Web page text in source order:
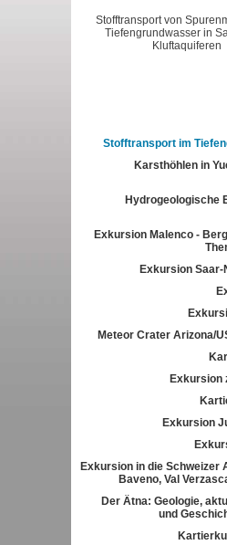
Stofftransport von
Tiefengrundwasser in
Kluftaquiferen
Stofftransport im
Karsthöhlen in
Hydrogeologische
Exkursion Malenco -
Exkursion
Meteor Crater Arizona/
Exkursion
Exkursion
Exkursion in die Schweizer
Baveno, Val
Der Ätna: Geologie,
und